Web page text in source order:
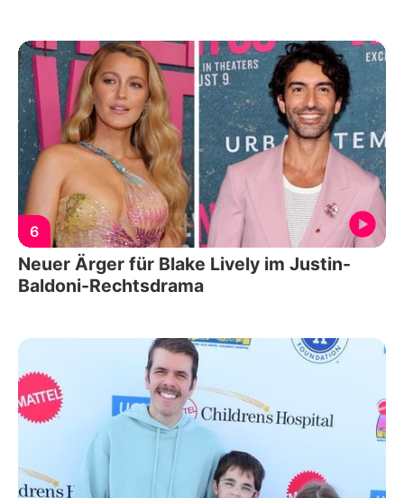
6
Neuer Ärger für Blake Lively im Justin-
Baldoni-Rechtsdrama